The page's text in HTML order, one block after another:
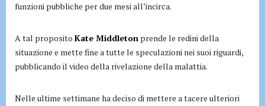
funzioni pubbliche per due mesi all’incirca.
A tal proposito Kate Middleton prende le redini della
situazione e mette fine a tutte le speculazioni nei suoi riguardi,
pubblicando il video della rivelazione della malattia.
Nelle ultime settimane ha deciso di mettere a tacere ulteriori